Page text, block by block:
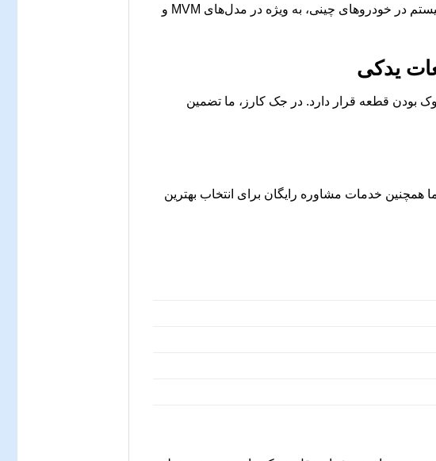
عموماً در خودروهای مدل بالا و ممتاز استفاده می‌شود. این سیستم در خودروهای چینی، به ویژه در مدل‌های MVM و
یدکی
بودن قطعه قرار دارد. در جک کارز، ما تضمین
خدمات مشاوره رایگان برای انتخاب بهترین